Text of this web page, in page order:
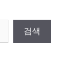
검색